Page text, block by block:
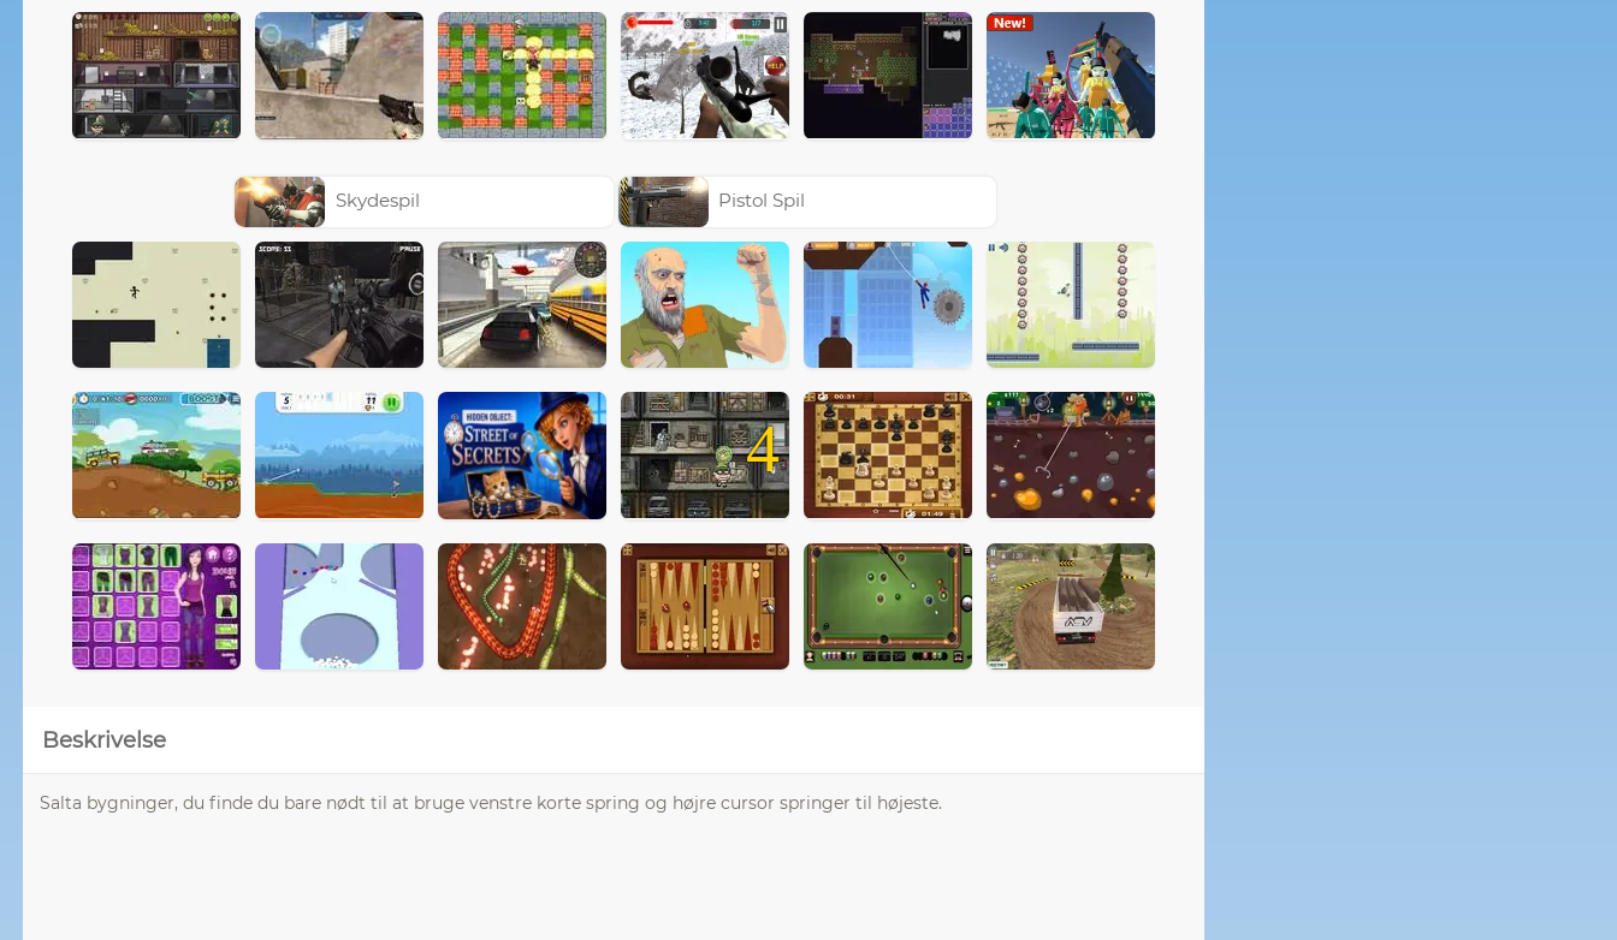
Skydespil Pistol Spil
4
Beskrivelse
Salta bygninger, du finde du bare nødt til at bruge venstre korte spring og højre cursor springer til højeste.